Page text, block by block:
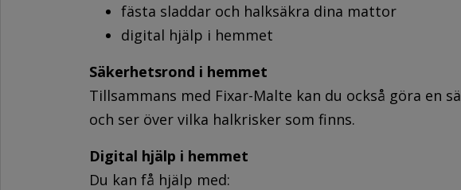
fästa sladdar och halksäkra dina mattor
digital hjälp i hemmet
Säkerhetsrond i hemmet
Tillsammans med Fixar-Malte kan du också göra en
och ser över vilka halkrisker som finns.
Digital hjälp i hemmet
Du kan få hjälp med: